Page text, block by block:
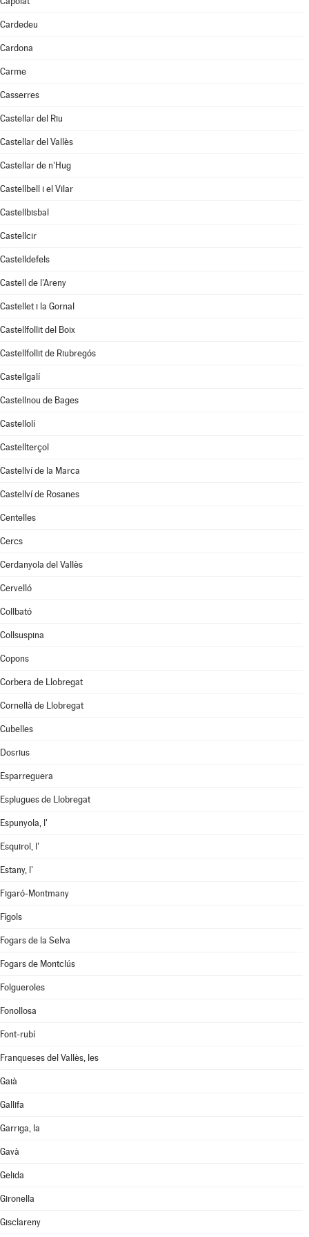
Cardedeu
Cardona
Carme
Casserres
Castellar del Riu
Castellar del Vallès
Castellar de n'Hug
Castellbell i el Vilar
Castellbisbal
Castellcir
Castelldefels
Castell de l'Areny
Castellet i la Gornal
Castellfollit del Boix
Castellfollit de Riubregós
Castellgalí
Castellnou de Bages
Castellolí
Castellterçol
Castellví de la Marca
Castellví de Rosanes
Centelles
Cercs
Cerdanyola del Vallès
Cervelló
Collbató
Collsuspina
Copons
Corbera de Llobregat
Cornellà de Llobregat
Cubelles
Dosrius
Esparreguera
Esplugues de Llobregat
Espunyola, l'
Esquirol, l'
Estany, l'
Figaró-Montmany
Fígols
Fogars de la Selva
Fogars de Montclús
Folgueroles
Fonollosa
Font-rubí
Franqueses del Vallès, les
Gaià
Gallifa
Garriga, la
Gavà
Gelida
Gironella
Gisclareny